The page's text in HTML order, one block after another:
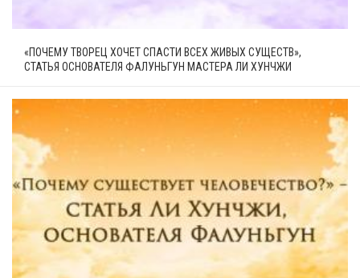
«ПОЧЕМУ ТВОРЕЦ ХОЧЕТ СПАСТИ ВСЕХ ЖИВЫХ СУЩЕСТВ»,
СТАТЬЯ ОСНОВАТЕЛЯ ФАЛУНЬГУН МАСТЕРА ЛИ ХУНЧЖИ